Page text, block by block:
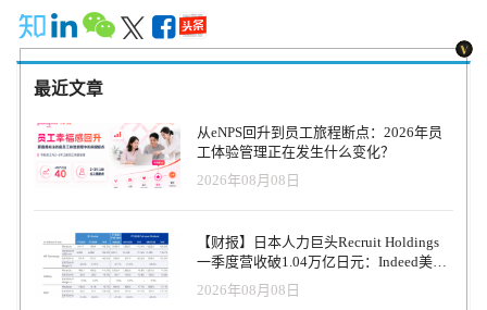
通过投资正确的技术，您可以简化流程，并确保您的临时工获得更
精准的报酬。 改善临时工之间的沟通和协作 在临时工管理过程中、
经理和人力资源团队帮助临时工建立开放的沟通渠道非常重要。这
有助于确保每个人都了解工作项目的期望、截止日期和其他重要信
息，防止产生误解或冲突。 创造积极的员工体验 良好的员工体验包
括从提供明确的职位描述再到提供培训和发展机会，认可和奖励员
工的杰出表现。通过为临时员工创造良好的员工体验，他们会更加
积极参与组织工作。 通过采用这些策略，公司可以有效地管理其临
时员工队伍，同时保持业务竞争力。 总结 随着商业世界的不断发
展，临时工的作用变得越来越重要。零工经济的兴起、劳动力人口
结构的变化以及技术的进步都促成了临时劳动力的增长趋势。为了
成功管理这些员工，公司必须制定全面的战略，投资技术，改善沟
通和协作，并创造积极的员工体验。只有这样做，企业才能够吸引
顶尖人才，保持竞争力并取得长期成功。 文章来源：Techrseries.com
用户体验。 Brigad联合创始人兼首席执行官Florent Malbranche说：
“我们的市场是需要一些特定技能的工作，而坐在办公桌前是无法实
现的”。通过这个简短的定义，Brigad就与Malt和Comet等商业顾问和
开发人员等高技能自由职业者市场区分开来。 医疗保健和酒店业都
面临着同样的人才短缺问题。在这些行业工作的人说，他们没有得
到很好的待遇，他们不得不长时间工作以获得低工资。这就是为什
么许多工人决定离开工作成为独立的自由职业者。通过Brigad平台，
这些一线员工可以更精细地管理他们的日程安排，获得更多的收
入。 虽然医疗保健行业是最近增加的，但它已经占Brigad市场份额
的25%。在这方面，Brigad与Mediflash竞争，Mediflash是另一个法国
有覆盖相同的地区。 目前，已经有10000个组织使用过Brigad。他们
平均每周发布一次工作机会，之后，Brigad 会自动将此报价转发给
大约二十几个人。当然，只有居住在该地区并具有适当技能的人才
最近文章
从eNPS回升到员工旅程断点：2026年员
工体验管理正在发生什么变化？
2026年08月08日
【财报】日本人力巨头Recruit Holdings
一季度营收破1.04万亿日元：Indeed美国
收入逆势增长30%，AI招聘推动利润率升
至47.4%
2026年08月08日